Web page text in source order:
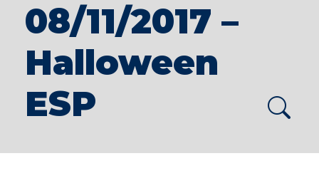
08/11/2017 –
Halloween
ESP